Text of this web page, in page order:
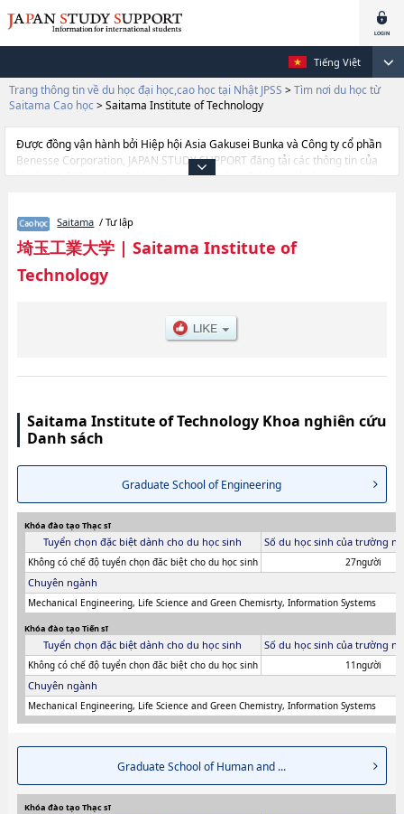
Tiếng Việt
Trang thông tin về du học đại học,cao học tại Nhật JPSS > Tìm nơi du học từ
Saitama Cao học > Saitama Institute of Technology
Được đồng vận hành bởi Hiệp hội Asia Gakusei Bunka và Công ty cổ phần
Benesse Corporation, JAPAN STUDY SUPPORT đăng tải các thông tin của
khoảng 1.300 trường đại học, cao học, trường đại học ngắn hạn, trường
và thông tin cần thiết dành cho du học sinh, như là về các Graduate School
of EngineeringhoặcGraduate School of Human and Social Studies, thông
tin về từng khoa nghiên cứu, thông tin liên quan đến thi tuyển như số
lượng tuyển sinh, số lượng trúng tuyển, cở sở trang thiết bị, hướng dẫn địa
Saitama / Tư lập
埼玉工業大学| Saitama Institute of
Technology
Saitama Institute of Technology Khoa nghiên cứu
Danh sách
Graduate School of Engineering
Khóa đào tạo Thạc sĩ
Tuyển chọn đặc biệt dành cho du học sinh Số du học sinh của trường
Không có chế độ tuyển chọn đăc biệt cho du học sinh 27người
Chuyên ngành
Mechanical Engineering, Life Science and Green Chemisrty, Information Systems
Khóa đào tạo Tiến sĩ
Tuyển chọn đặc biệt dành cho du học sinh Số du học sinh của trường
Không có chế độ tuyển chọn đăc biệt cho du học sinh 11người
Chuyên ngành
Mechanical Engineering, Life Science and Green Chemistry, Information Systems
Graduate School of Human and ...
Khóa đào tạo Thạc sĩ